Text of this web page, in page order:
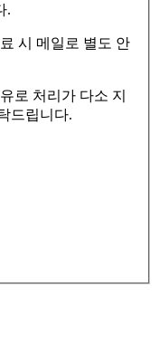
.
시 메일로 별도 안
로 처리가 다소 지
드립니다.